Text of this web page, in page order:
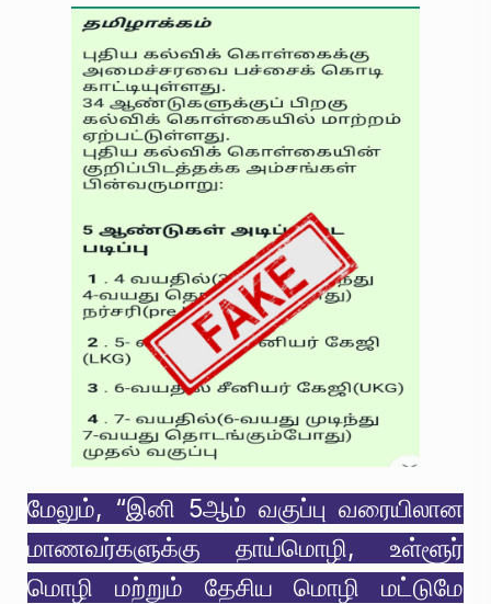
மேலும், “இனி 5ஆம் வகுப்பு வரையிலான
மாணவர்களுக்கு தாய்மொழி, உள்ளூர்
மொழி மற்றும் தேசிய மொழி மட்டுமே